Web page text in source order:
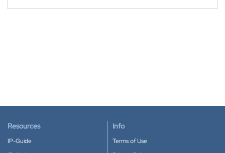
Resources
IP-Guide
Info
Terms of Use